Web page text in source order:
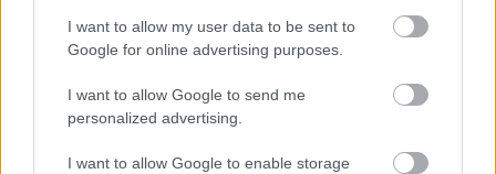
I want to allow my user data to be sent to
Google for online advertising purposes.
I want to allow Google to send me
personalized advertising.
I want to allow Google to enable storage
δεν ισχύει για τις υπόλοιπες, είναι ότι το μοντέλο της
MINI θα παραδοθεί στο νέο ιδιοκτήτη του και με κλειδί.